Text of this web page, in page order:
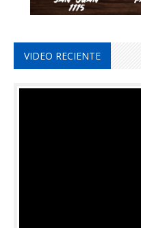
VIDEO RECIENTE